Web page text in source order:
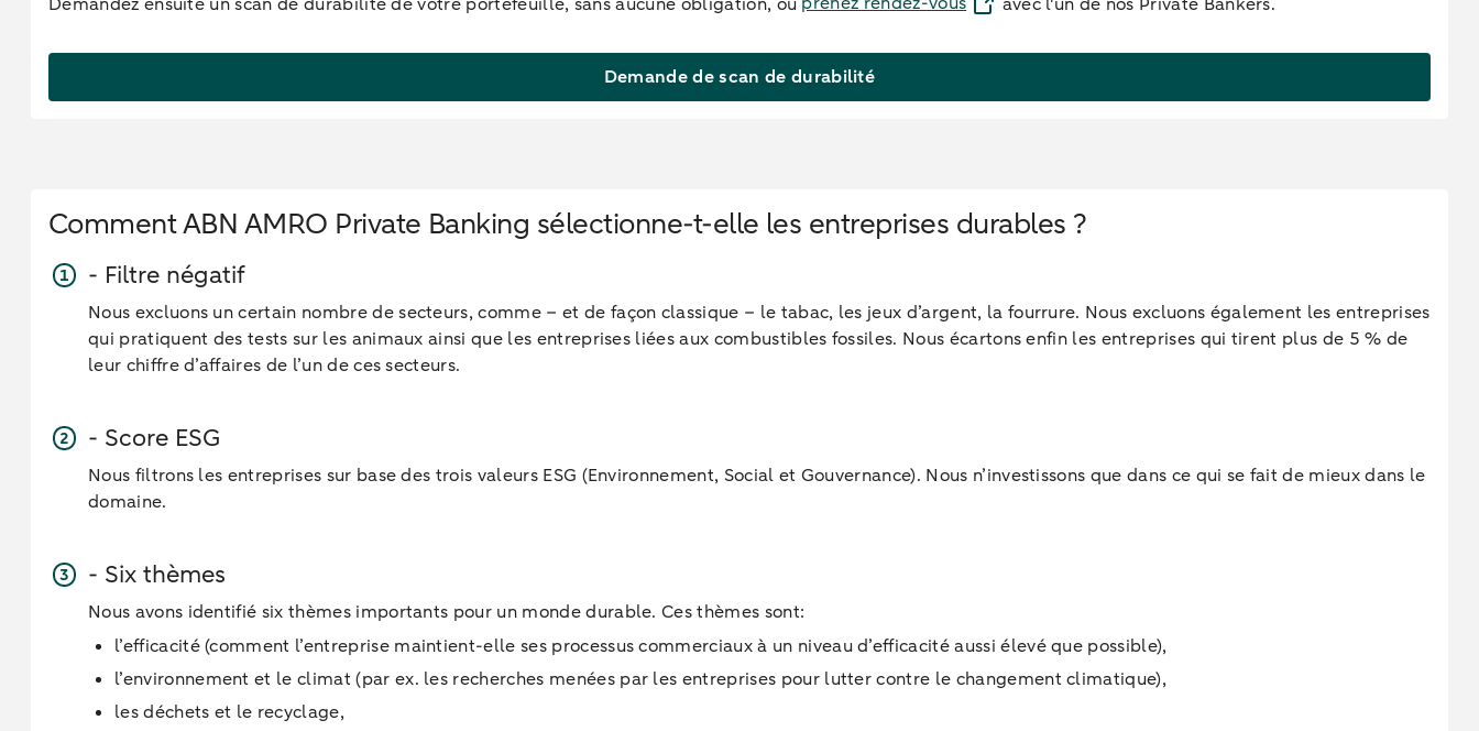
Demande de scan de durabilité
Comment ABN AMRO Private Banking sélectionne-t-elle les entreprises durables ?
- Filtre négatif
Nous excluons un certain nombre de secteurs, comme – et de façon classique – le tabac, les jeux d’argent, la fourrure. Nous excluons également les entreprises
qui pratiquent des tests sur les animaux ainsi que les entreprises liées aux combustibles fossiles. Nous écartons enfin les entreprises qui tirent plus de 5 % de
leur chiffre d’affaires de l’un de ces secteurs.
- Score ESG
Nous filtrons les entreprises sur base des trois valeurs ESG (Environnement, Social et Gouvernance). Nous n’investissons que dans ce qui se fait de mieux dans le
domaine.
- Six thèmes
Nous avons identifié six thèmes importants pour un monde durable. Ces thèmes sont:
l’efficacité (comment l’entreprise maintient-elle ses processus commerciaux à un niveau d’efficacité aussi élevé que possible),
l’environnement et le climat (par ex. les recherches menées par les entreprises pour lutter contre le changement climatique),
les déchets et le recyclage,